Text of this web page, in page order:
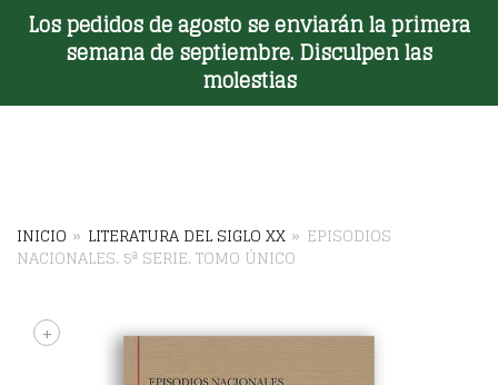
Los pedidos de agosto se enviarán la primera
semana de septiembre. Disculpen las
molestias
Toggle Menu
INICIO » LITERATURA DEL SIGLO XX » EPISODIOS
NACIONALES. 5ª SERIE. TOMO ÚNICO
+